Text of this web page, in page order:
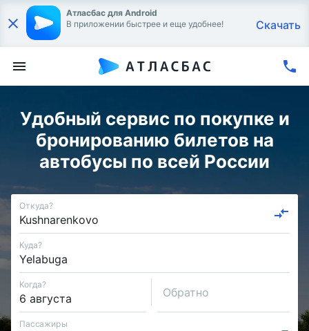
Атласбас для Android
В приложении быстрее и еще удобнее!
Скачать
Удобный сервис по покупке и
бронированию билетов на
автобусы по всей России
Откуда?
Куда?
Когда?
Обратно
Пассажиры